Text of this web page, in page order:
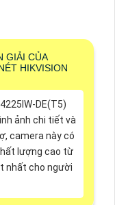
GIẢI CỦA
HIKVISION
DE(T5)
ảnh chi tiết và
camera này có
lượng cao từ
nhất cho người